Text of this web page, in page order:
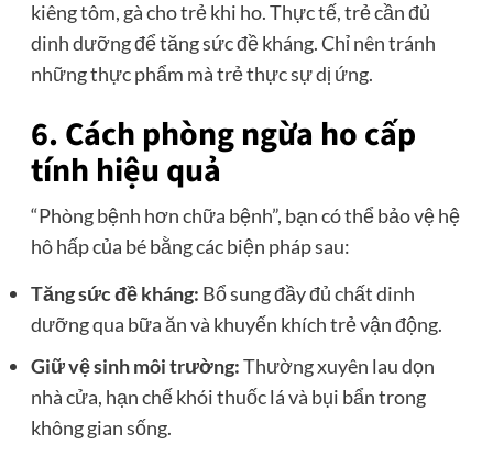
kiêng tôm, gà cho trẻ khi ho. Thực tế, trẻ cần đủ
dinh dưỡng để tăng sức đề kháng. Chỉ nên tránh
những thực phẩm mà trẻ thực sự dị ứng.
6. Cách phòng ngừa ho cấp
tính hiệu quả
“Phòng bệnh hơn chữa bệnh”, bạn có thể bảo vệ hệ
hô hấp của bé bằng các biện pháp sau:
Tăng sức đề kháng: Bổ sung đầy đủ chất dinh
dưỡng qua bữa ăn và khuyến khích trẻ vận động.
Giữ vệ sinh môi trường:Thường xuyên lau dọn
nhà cửa, hạn chế khói thuốc lá và bụi bẩn trong
không gian sống.